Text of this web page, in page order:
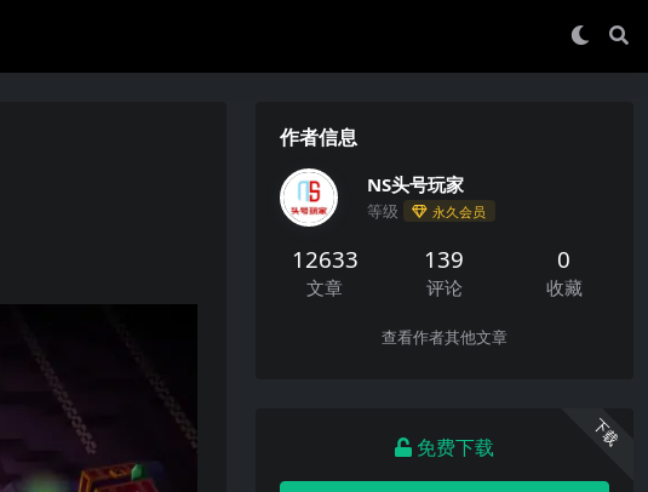
作者信息
NS头号玩家
等级 永久会员
12633
文章
139
评论
0
收藏
查看作者其他文章
下载
免费下载